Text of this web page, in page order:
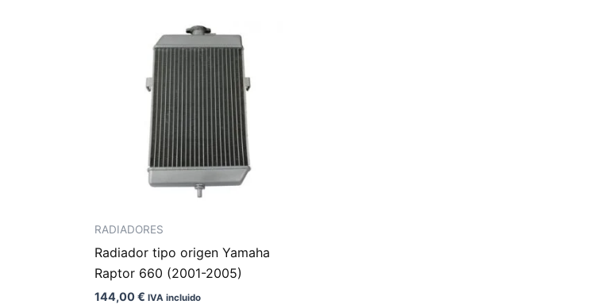
RADIADORES
Radiador tipo origen Yamaha
Raptor 660 (2001-2005)
144,00€ IVA incluido